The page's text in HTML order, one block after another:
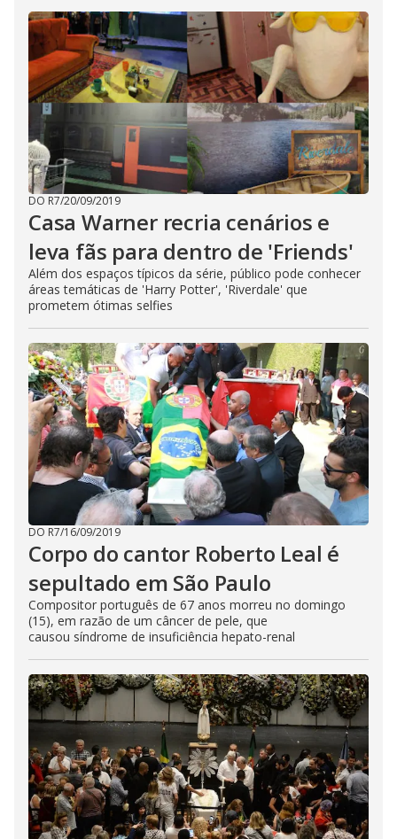
DO R7/20/09/2019
Casa Warner recria cenários e
leva fãs para dentro de 'Friends'
Além dos espaços típicos da série, público pode conhecer
áreas temáticas de 'Harry Potter', 'Riverdale' que
prometem ótimas selfies
DO R7/16/09/2019
Corpo do cantor Roberto Leal é
sepultado em São Paulo
Compositor português de 67 anos morreu no domingo
(15), em razão de um câncer de pele, que
causou síndrome de insuficiência hepato-renal